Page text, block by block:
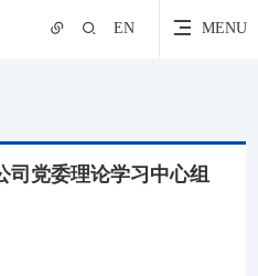
EN MENU
司党委理论学习中心组